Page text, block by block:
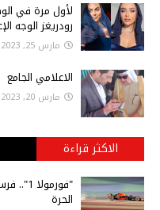
لأول مرة في
رودريغز الوجه
مارس 25, 2023
الاعلامي الجامع
مارس 20, 2023
الاكثر قراءة
الحرة